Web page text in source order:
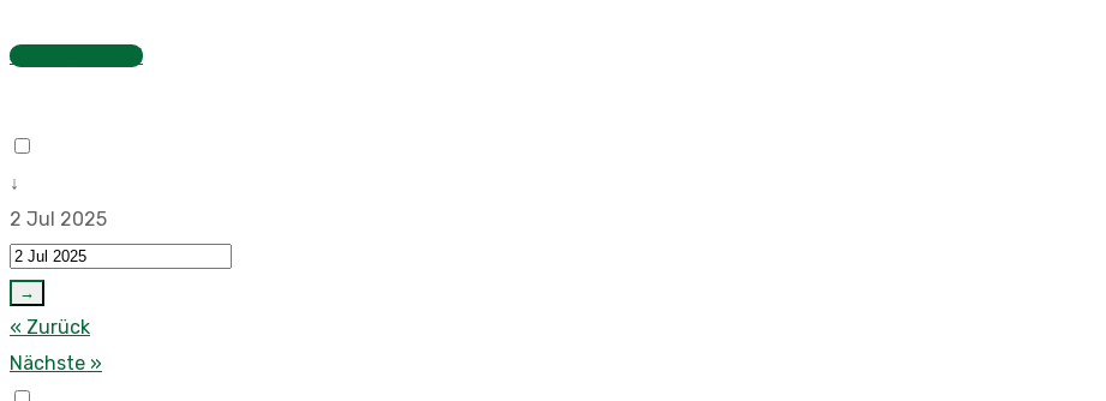
Stundenzettel
↓
2 Jul 2025
→
« Zurück
Nächste »